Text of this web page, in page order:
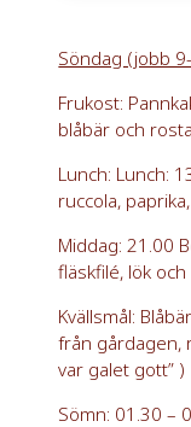
Söndag (jobb
Frukost:
blåbär och
Lunch: Lunch:
ruccola,
Middag: 21.00
fläskfilé, lök
Kvällsmål:
från gårdagen,
var galet gott” )
Sömn: 01.30 –